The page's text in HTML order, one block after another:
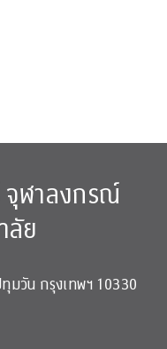
จุฬาลงกรณ์
ลัย
มวัน กรุงเทพฯ 10330